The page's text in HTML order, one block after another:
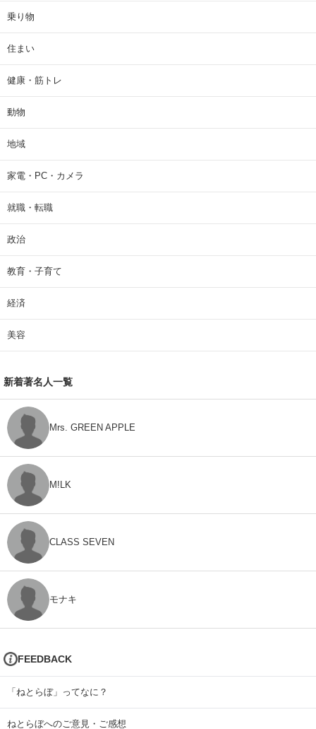
乗り物
住まい
健康・筋トレ
動物
地域
家電・PC・カメラ
就職・転職
政治
教育・子育て
経済
美容
新着著名人一覧
Mrs. GREEN APPLE
M!LK
CLASS SEVEN
モナキ
FEEDBACK
「ねとらぼ」ってなに？
ねとらぼへのご意見・ご感想